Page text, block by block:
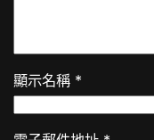
顯示名稱 *